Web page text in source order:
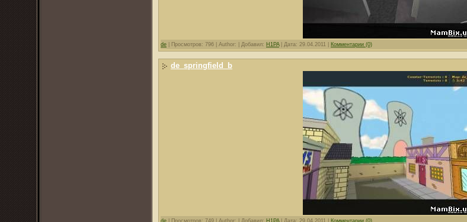
de Просмотров: 796 | Author: | Добавил: H1PA| Дата: 29.04.2011 Комментарии (0)
de_springfield_b
de Просмотров: 749 | Author: | Добавил: H1PA| Дата: 29.04.2011 Комментарии (0)